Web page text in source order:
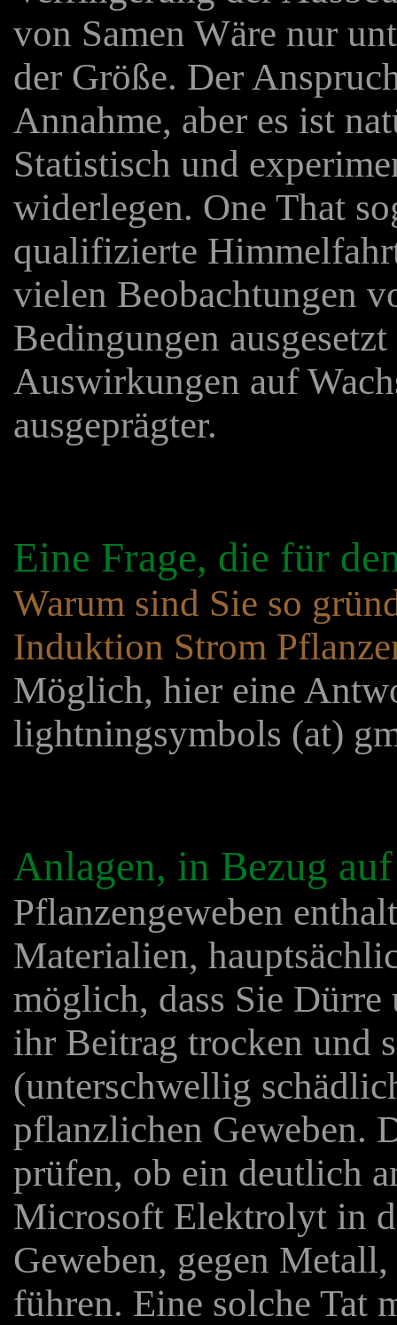
von Samen Wäre nur
der Größe. Der
Annahme, aber es ist
Statistisch und
widerlegen. One That
qualifizierte
vielen Beobachtungen
Bedingungen
Auswirkungen auf
ausgeprägter.
Eine Frage, die für
Warum sind Sie so
Induktion Strom
Möglich, hier eine
lightningsymbols (at)
Anlagen, in Bezug
Pflanzengeweben
Materialien,
möglich, dass Sie Dürre
ihr Beitrag trocken und
(unterschwellig
pflanzlichen Geweben.
prüfen, ob ein deutlich
Microsoft Elektrolyt in
Geweben, gegen
führen. Eine solche Tat